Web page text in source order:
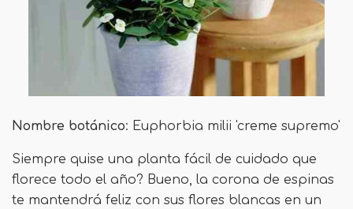
Nombre botánico: Euphorbia milii 'creme supremo'
Siempre quise una planta fácil de cuidado que
florece todo el año? Bueno, la corona de espinas
te mantendrá feliz con sus flores blancas en un